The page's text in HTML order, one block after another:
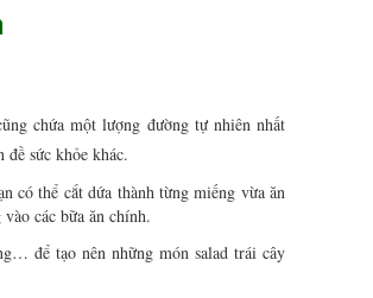
chứa một lượng đường tự nhiên nhất
sức khỏe khác.
có thể cắt dứa thành từng miếng vừa ăn
các bữa ăn chính.
để tạo nên những món salad trái cây